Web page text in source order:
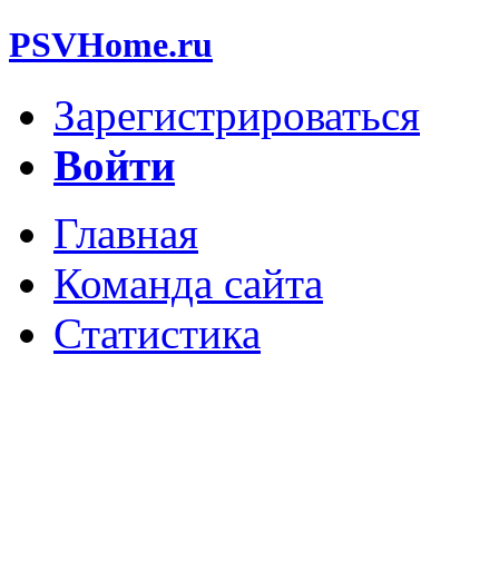
PSVHome.ru
Зарегистрироваться
Войти
Главная
Команда сайта
Статистика